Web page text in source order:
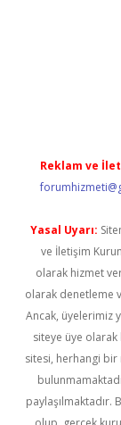
Reklam ve
Yasal Uyarı:
ve İletişim
olarak hizmet
olarak denetleme
Ancak, üyelerimiz
siteye üye
sitesi, herhangi bir
paylaşılmaktadır.